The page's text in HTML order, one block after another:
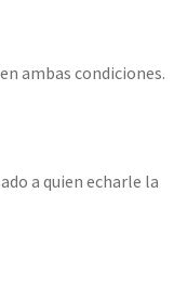
ambas condiciones.
a quien echarle la